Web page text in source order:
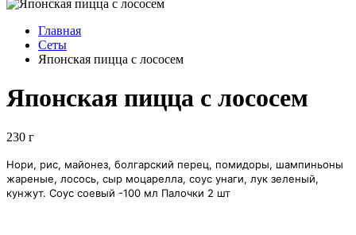
Главная
Сеты
Японская пицца с лососем
Японская пицца с лососем
230 г
Нори, рис, майонез, болгарский перец, помидоры, шампиньоны
жареные, лосось, сыр моцарелла, соус унаги, лук зеленый,
кунжут. Соус соевый -100 мл Палочки 2 шт